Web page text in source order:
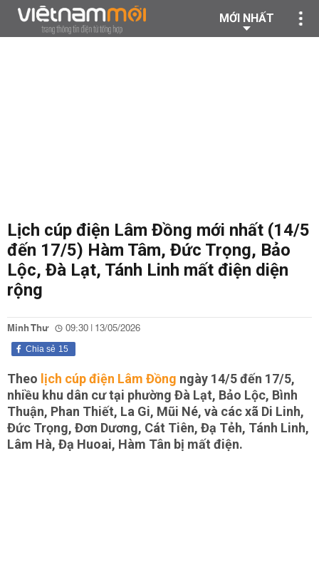
MỚI NHẤT
Lịch cúp điện Lâm Đồng mới nhất (14/5
đến 17/5) Hàm Tâm, Đức Trọng, Bảo
Lộc, Đà Lạt, Tánh Linh mất điện diện
rộng
Minh Thư 09:30 | 13/05/2026
15
Chia sẻ
Theo lịch cúp điện Lâm Đồng ngày 14/5 đến 17/5,
nhiều khu dân cư tại phường Đà Lạt, Bảo Lộc, Bình
Thuận, Phan Thiết, La Gi, Mũi Né, và các xã Di Linh,
Đức Trọng, Đơn Dương, Cát Tiên, Đạ Tẻh, Tánh Linh,
Lâm Hà, Đạ Huoai, Hàm Tân bị mất điện.